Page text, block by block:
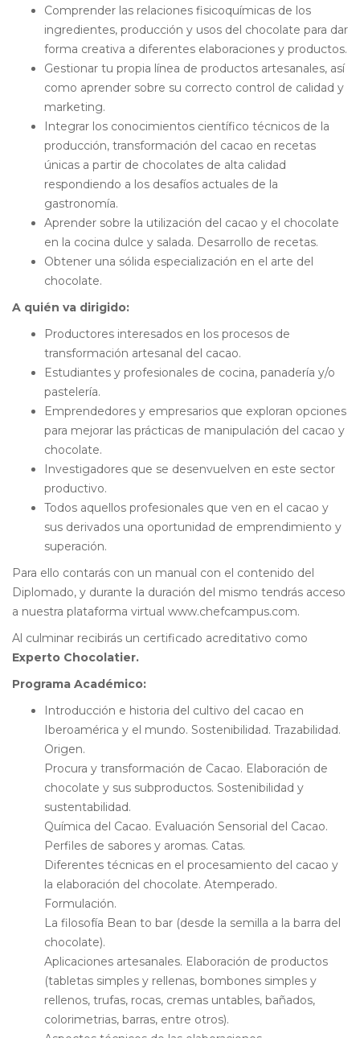
Comprender las relaciones fisicoquímicas de los
ingredientes, producción y usos del chocolate para dar
forma creativa a diferentes elaboraciones y productos.
Gestionar tu propia línea de productos artesanales, así
como aprender sobre su correcto control de calidad y
marketing.
Integrar los conocimientos científico técnicos de la
producción, transformación del cacao en recetas
únicas a partir de chocolates de alta calidad
respondiendo a los desafíos actuales de la
gastronomía.
Aprender sobre la utilización del cacao y el chocolate
en la cocina dulce y salada. Desarrollo de recetas.
Obtener una sólida especialización en el arte del
chocolate.
A quién va dirigido:
Productores interesados en los procesos de
transformación artesanal del cacao.
Estudiantes y profesionales de cocina, panadería y/o
pastelería.
Emprendedores y empresarios que exploran opciones
para mejorar las prácticas de manipulación del cacao y
chocolate.
Investigadores que se desenvuelven en este sector
productivo.
Todos aquellos profesionales que ven en el cacao y
sus derivados una oportunidad de emprendimiento y
superación.
Para ello contarás con un manual con el contenido del
Diplomado, y durante la duración del mismo tendrás acceso
a nuestra plataforma virtual www.chefcampus.com.
Al culminar recibirás un certificado acreditativo como
Experto Chocolatier.
Programa Académico:
Introducción e historia del cultivo del cacao en
Iberoamérica y el mundo. Sostenibilidad. Trazabilidad.
Origen.
Procura y transformación de Cacao. Elaboración de
chocolate y sus subproductos. Sostenibilidad y
sustentabilidad.
Química del Cacao. Evaluación Sensorial del Cacao.
Perfiles de sabores y aromas. Catas.
Diferentes técnicas en el procesamiento del cacao y
la elaboración del chocolate. Atemperado.
Formulación.
La filosofía Bean to bar (desde la semilla a la barra del
chocolate).
Aplicaciones artesanales. Elaboración de productos
(tabletas simples y rellenas, bombones simples y
rellenos, trufas, rocas, cremas untables, bañados,
colorimetrias, barras, entre otros).